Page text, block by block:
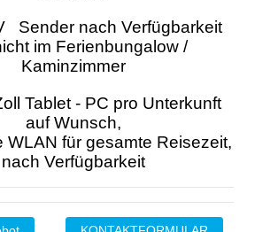
Sender nach Verfügbarkeit
im Ferienbungalow /
Kaminzimmer
Tablet - PC pro Unterkunft
auf Wunsch,
für gesamte Reisezeit,
nach Verfügbarkeit